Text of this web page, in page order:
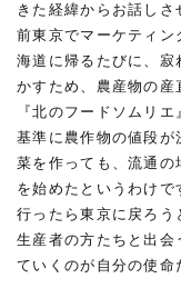
きた経緯からお話し
前東京でマーケティン
海道に帰るたびに、寂
かすため、農産物の
『北のフードソムリ
基準に農作物の値段が
菜を作っても、流通の
を始めたというわけ
行ったら東京に戻ろう
生産者の方たちと出会
ていくのが自分の使命